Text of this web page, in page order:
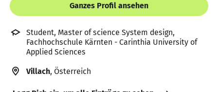
Ganzes Profil ansehen
Student, Master of science System design,
Fachhochschule Kärnten - Carinthia University of
Applied Sciences
Villach, Österreich